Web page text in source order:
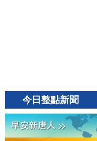
今日整點新聞